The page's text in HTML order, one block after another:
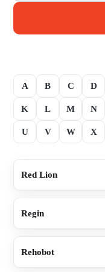
A B C D
K L M N
U V W X
Red Lion
Regin
Rehobot